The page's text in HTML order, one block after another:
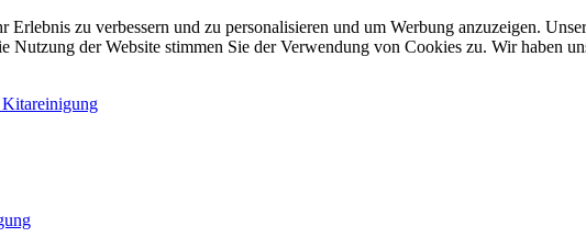
Erlebnis zu verbessern und zu personalisieren und um Werbung anzuzeigen.
Nutzung der Website stimmen Sie der Verwendung von Cookies zu. Wir haben